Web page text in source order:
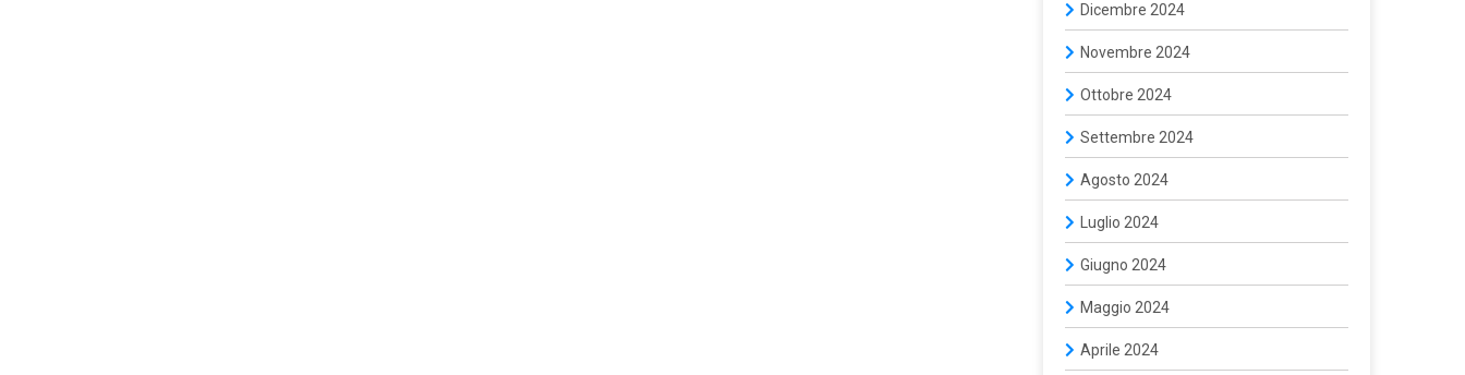
Dicembre 2024
Novembre 2024
Ottobre 2024
Settembre 2024
Agosto 2024
Luglio 2024
Giugno 2024
Maggio 2024
Aprile 2024